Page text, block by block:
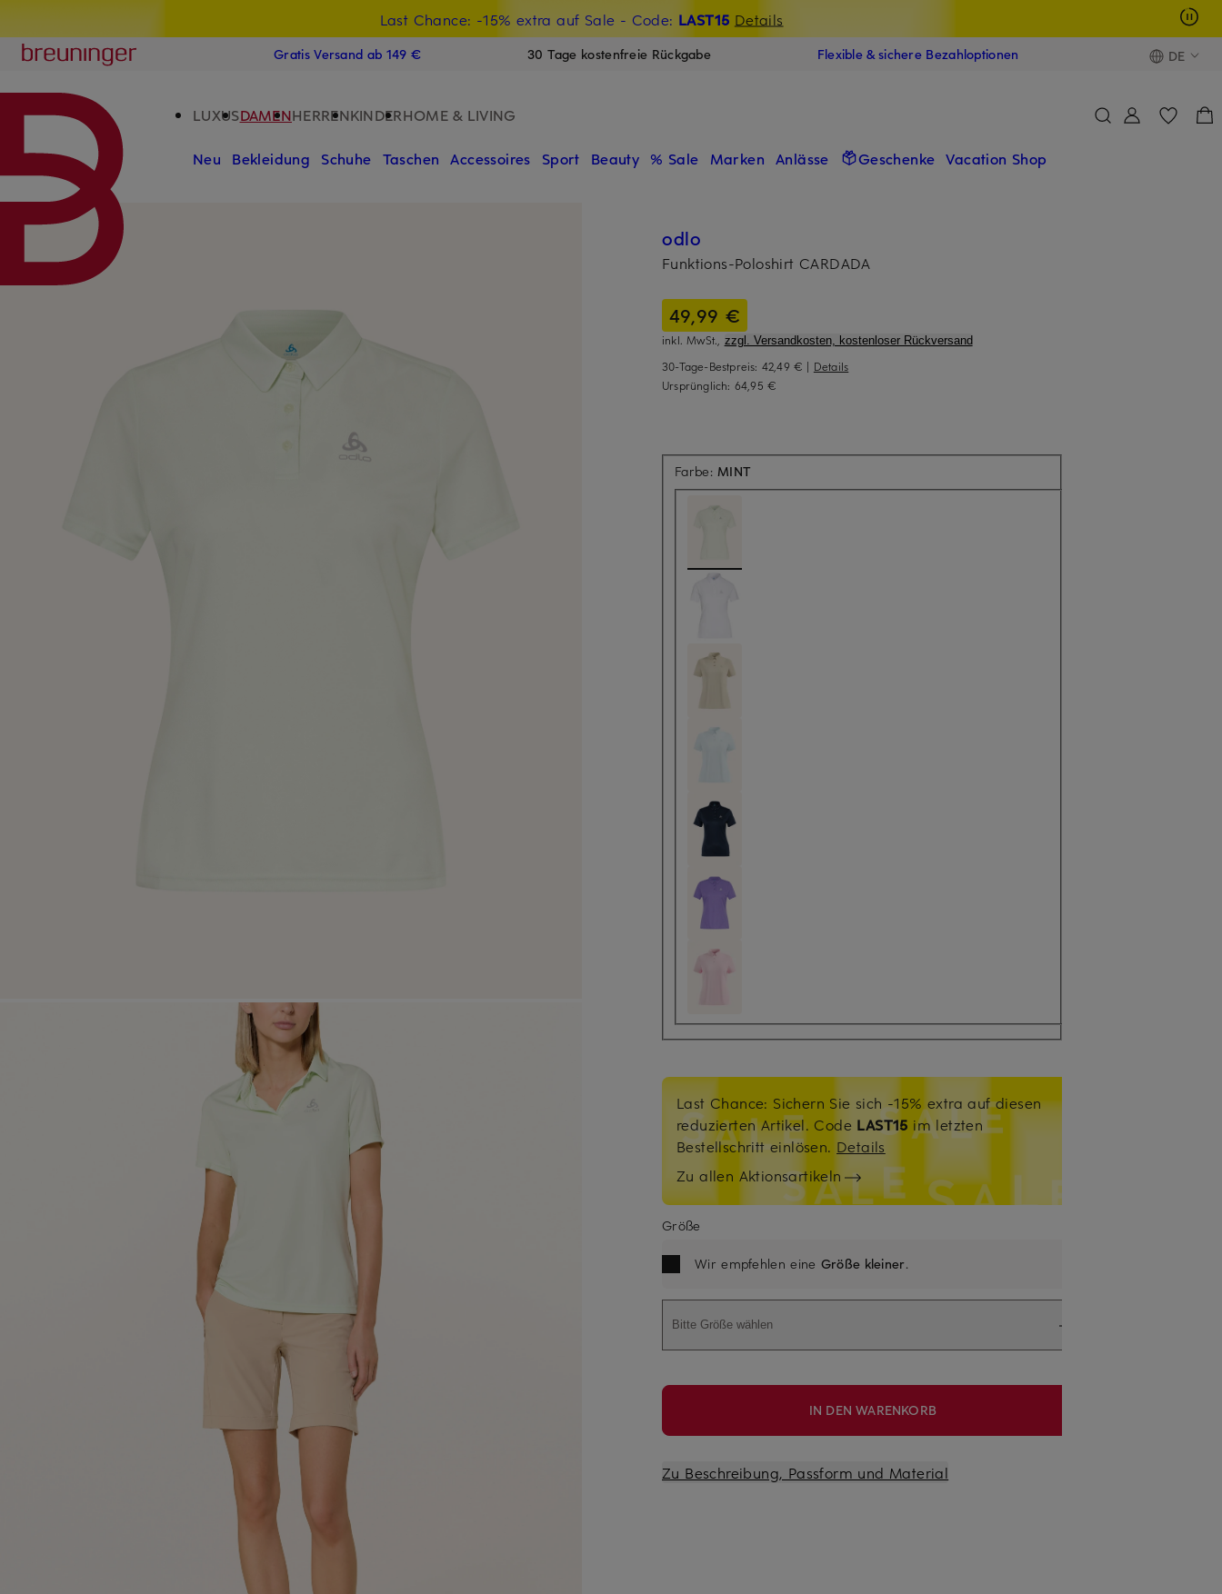
Last Chance: -15% extra auf Sale - Code: LAST15 Details
15€-Willkommensgutschein mit Beyond sichern
Breuninger
Gratis Versand ab 149 € 30 Tage kostenfreie Rückgabe Flexible & sichere Bezahloptionen DE
LUXUSDAMENHERRENKINDERHOME & LIVING
Neu Bekleidung Schuhe Taschen Accessoires Sport Beauty % Sale Marken Anlässe Geschenke Vacation Shop
odlo
Funktions-Poloshirt CARDADA
49,99 €
inkl. MwSt., zzgl. Versandkosten, kostenloser Rückversand
30-Tage-Bestpreis: 42,49 € | Details
Ursprünglich: 64,95 €
Farbe: MINT
Last Chance: Sichern Sie sich -15% extra auf diesen
reduzierten Artikel. Code LAST15 im letzten
Bestellschritt einlösen. Details
Zu allen Aktionsartikeln
Größe
Wir empfehlen eine Größe kleiner.
Bitte Größe wählen
IN DEN WARENKORB
Zu Beschreibung, Passform und Material